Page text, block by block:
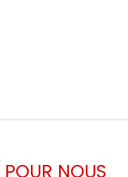
POUR NOUS